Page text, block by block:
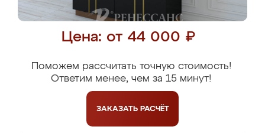
Цена: от 44 000 ₽
Поможем рассчитать точную стоимость!
Ответим менее, чем за 15 минут!
ЗАКАЗАТЬ РАСЧЁТ